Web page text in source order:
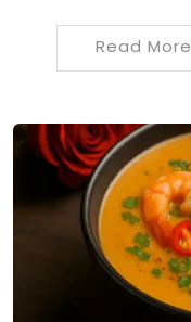
Read More